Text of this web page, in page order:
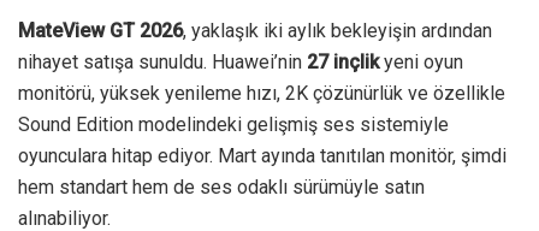
MateView GT 2026, yaklaşık iki aylık bekleyişin ardından
nihayet satışa sunuldu. Huawei’nin 27 inçlikyeni oyun
monitörü, yüksek yenileme hızı, 2K çözünürlük ve özellikle
Sound Edition modelindeki gelişmiş ses sistemiyle
oyunculara hitap ediyor. Mart ayında tanıtılan monitör, şimdi
hem standart hem de ses odaklı sürümüyle satın
alınabiliyor.